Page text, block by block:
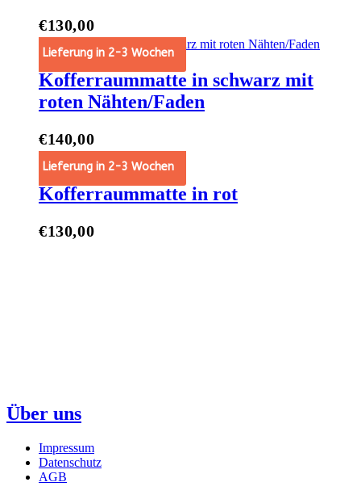
€130,00
Lieferung in 2-3 Wochen
Kofferraummatte in schwarz mit
roten Nähten/Faden
€140,00
Lieferung in 2-3 Wochen
Kofferraummatte in rot
€130,00
Über uns
Impressum
Datenschutz
AGB